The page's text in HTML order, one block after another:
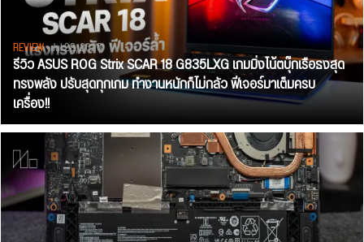
REVIEW• Jul 28, 2026
รีวิว ASUS ROG Strix SCAR 18 G835LXG เกมมิ่งโน้ตบุ๊กเรือธงสุด
ทรงพลัง ปรับสุดทุกเกม ทำงานหนักก็ไม่กลัว ฟีเจอร์มาเต็มครบ
เครื่อง!!